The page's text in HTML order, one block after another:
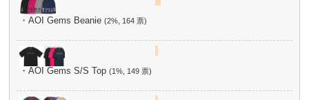
・AOI Gems Beanie(2%, 164 票)
・AOI Gems S/S Top(1%, 149 票)